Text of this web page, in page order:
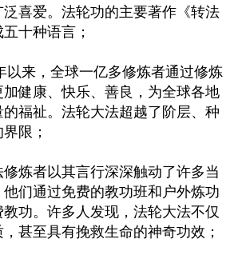
喜爱。法轮功的主要著作《转法
十种语言；
以来，全球一亿多修炼者通过修炼
健康、快乐、善良，为全球各地
福祉。法轮大法超越了阶层、种
限；
炼者以其言行深深触动了许多当
们通过免费的教功班和户外炼功
功。许多人发现，法轮大法不仅
甚至具有挽救生命的神奇功效；